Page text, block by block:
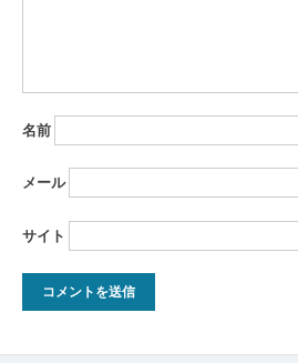
名前
メール
サイト